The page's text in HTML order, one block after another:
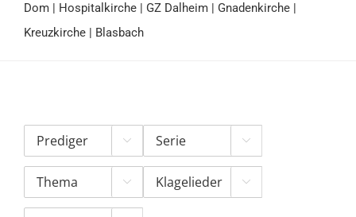
Dom | Hospitalkirche | GZ Dalheim | Gnadenkirche |
Kreuzkirche | Blasbach
 
 